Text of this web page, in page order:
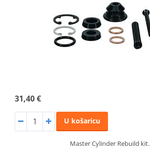
31,40 €
U košaricu
Master Cylinder Rebuild kit.